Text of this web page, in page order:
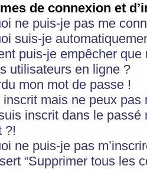
de connexion et
ne puis-je pas me
suis-je
puis-je empêcher
utilisateurs en ligne ?
mon mot de passe !
mais ne peux pas
inscrit dans le
?!
ne puis-je pas
“Supprimer tous les